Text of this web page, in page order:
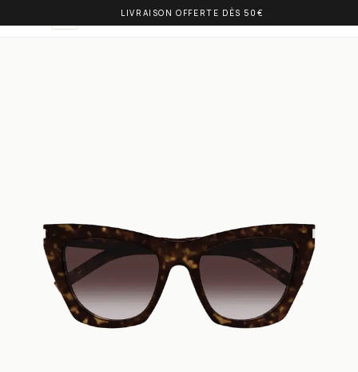
LIVRAISON OFFERTE DÈS 50€
OLIVIA BALM